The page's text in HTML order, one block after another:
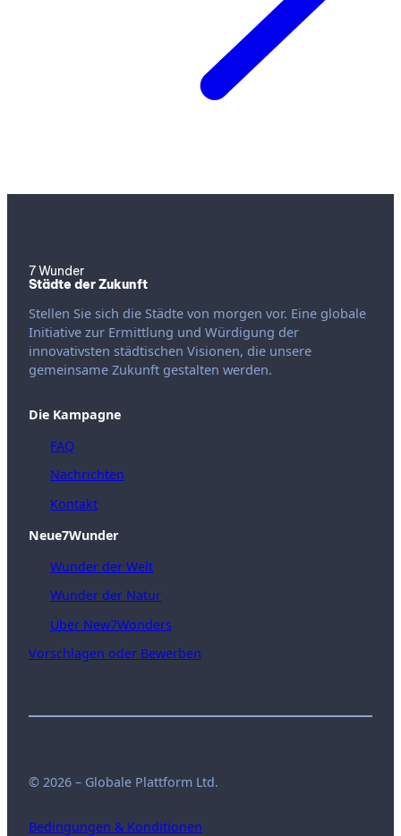
7 Wunder
Städte der Zukunft
Stellen Sie sich die Städte von morgen vor. Eine globale
Initiative zur Ermittlung und Würdigung der
innovativsten städtischen Visionen, die unsere
gemeinsame Zukunft gestalten werden.
Die Kampagne
FAQ
Nachrichten
Kontakt
Neue7Wunder
Wunder der Welt
Wunder der Natur
Über New7Wonders
Vorschlagen oder Bewerben
© 2026 – Globale Plattform Ltd.
Bedingungen & Konditionen